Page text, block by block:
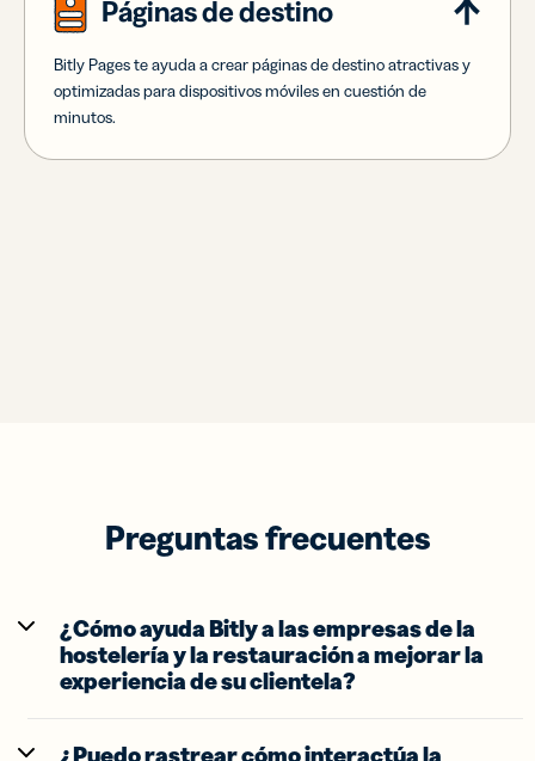
Páginas de destino
Bitly Pages te ayuda a crear páginas de destino atractivas y
optimizadas para dispositivos móviles en cuestión de
minutos.
Preguntas frecuentes
¿Cómo ayuda Bitly a las empresas de la
hostelería y la restauración a mejorar la
experiencia de su clientela?
¿Puedo rastrear cómo interactúa la